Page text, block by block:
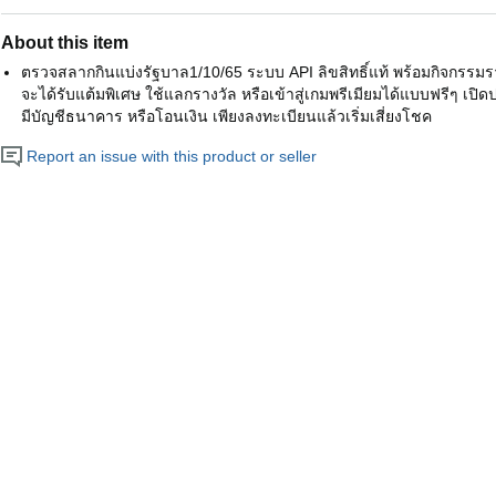
About this item
ตรวจสลากกินแบ่งรัฐบาล1/10/65 ระบบ API ลิขสิทธิ์แท้ พร้อมกิจกรรม
จะได้รับแต้มพิเศษ ใช้แลกรางวัล หรือเข้าสู่เกมพรีเมียมได้แบบฟรีๆ เปิ
มีบัญชีธนาคาร หรือโอนเงิน เพียงลงทะเบียนแล้วเริ่มเสี่ยงโชค
Report an issue with this product or seller